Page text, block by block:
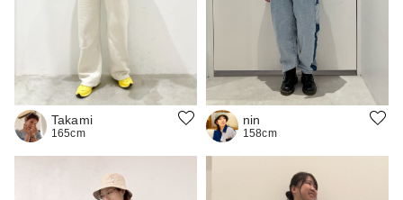
Takami
165cm
nin
158cm